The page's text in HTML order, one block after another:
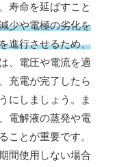
寿命を延ばすこと
少や電極の劣化を
進行させるため、
、電圧や電流を適
充電が完了したら
にしましょう。ま
電解液の蒸発や電
ことが重要です。
間使用しない場合